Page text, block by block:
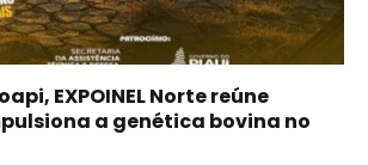
EXPOINEL Norte reúne
a genética bovina no